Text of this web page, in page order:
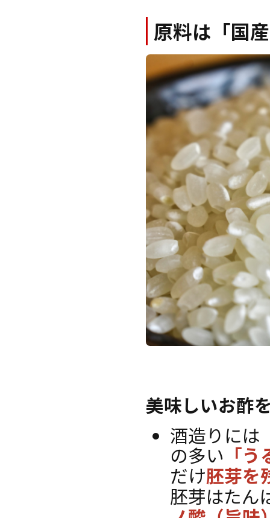
原料は「国
美味しいお酢
酒造りには
の多い 「
だけ胚芽を
胚芽はたん